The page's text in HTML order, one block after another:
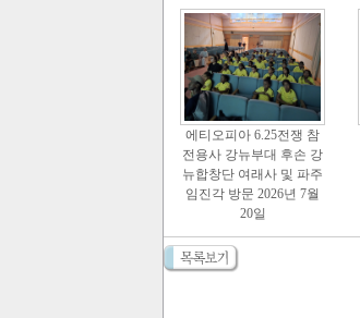
에티오피아 6.25전쟁 참
전용사 강뉴부대 후손 강
뉴합창단 여래사 및 파주
임진각 방문 2026년 7월
20일